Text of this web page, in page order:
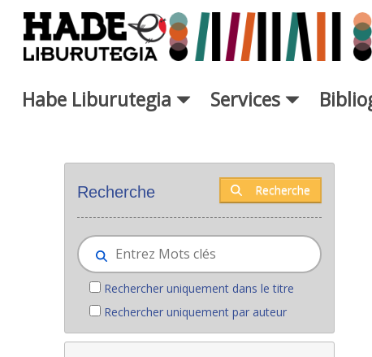
Saut au contenu principal
Habe Liburutegia Services
Recherche Recherche
Rechercher uniquement dans le titre
Rechercher uniquement par auteur